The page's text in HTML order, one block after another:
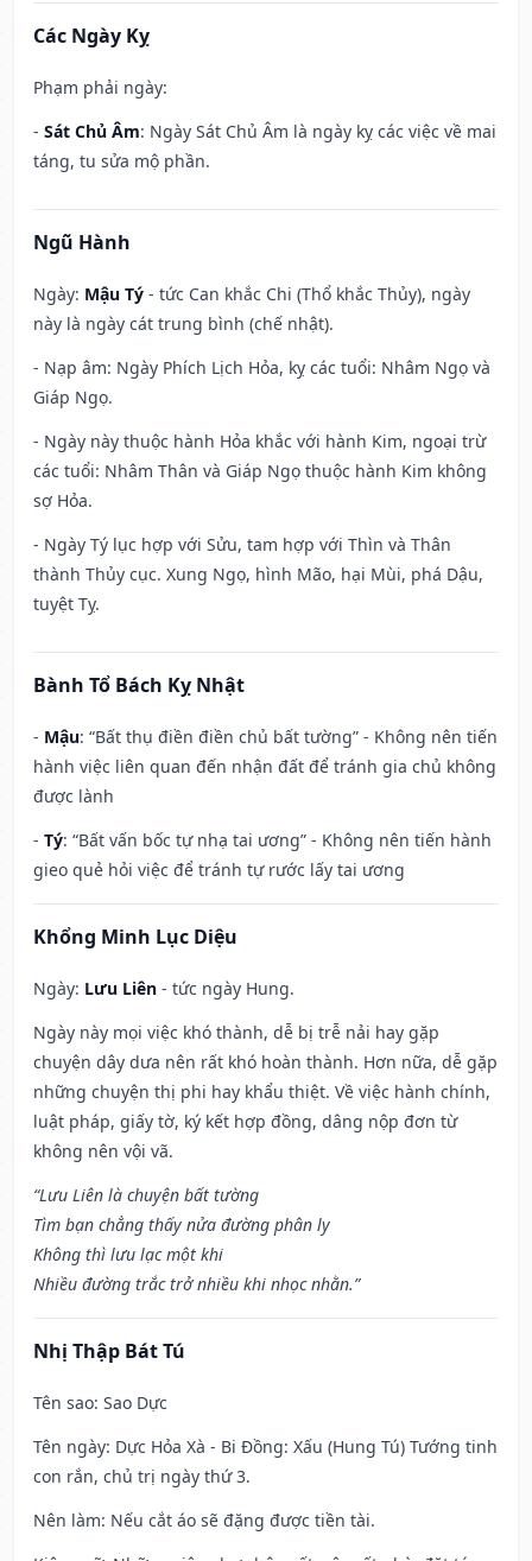
Các Ngày Kỵ
Phạm phải ngày:
- Sát Chủ Âm: Ngày Sát Chủ Âm là ngày kỵ các việc về mai
táng, tu sửa mộ phần.
Ngũ Hành
Ngày: Mậu Tý - tức Can khắc Chi (Thổ khắc Thủy), ngày
này là ngày cát trung bình (chế nhật).
- Nạp âm: Ngày Phích Lịch Hỏa, kỵ các tuổi: Nhâm Ngọ và
Giáp Ngọ.
- Ngày này thuộc hành Hỏa khắc với hành Kim, ngoại trừ
các tuổi: Nhâm Thân và Giáp Ngọ thuộc hành Kim không
sợ Hỏa.
- Ngày Tý lục hợp với Sửu, tam hợp với Thìn và Thân
thành Thủy cục. Xung Ngọ, hình Mão, hại Mùi, phá Dậu,
tuyệt Tỵ.
Bành Tổ Bách Kỵ Nhật
- Mậu: “Bất thụ điền điền chủ bất tường” - Không nên tiến
hành việc liên quan đến nhận đất để tránh gia chủ không
được lành
- Tý: “Bất vấn bốc tự nhạ tai ương” - Không nên tiến hành
gieo quẻ hỏi việc để tránh tự rước lấy tai ương
Khổng Minh Lục Diệu
Ngày: Lưu Liên - tức ngày Hung.
Ngày này mọi việc khó thành, dễ bị trễ nải hay gặp
chuyện dây dưa nên rất khó hoàn thành. Hơn nữa, dễ gặp
những chuyện thị phi hay khẩu thiệt. Về việc hành chính,
luật pháp, giấy tờ, ký kết hợp đồng, dâng nộp đơn từ
không nên vội vã.
“Lưu Liên là chuyện bất tường
Tìm bạn chẳng thấy nửa đường phân ly
Không thì lưu lạc một khi
Nhiều đường trắc trở nhiều khi nhọc nhằn.”
Nhị Thập Bát Tú
Tên sao: Sao Dực
Tên ngày: Dực Hỏa Xà - Bi Đồng: Xấu (Hung Tú) Tướng tinh
con rắn, chủ trị ngày thứ 3.
Nên làm: Nếu cắt áo sẽ đặng được tiền tài.